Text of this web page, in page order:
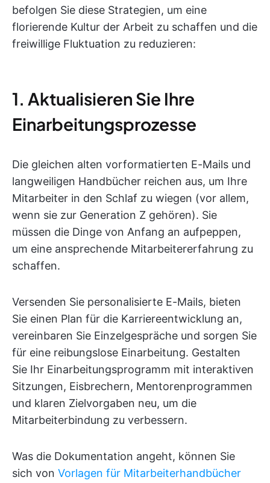
befolgen Sie diese Strategien, um eine
florierende Kultur der Arbeit zu schaffen und die
freiwillige Fluktuation zu reduzieren:
1. Aktualisieren Sie Ihre
Einarbeitungsprozesse
Die gleichen alten vorformatierten E-Mails und
langweiligen Handbücher reichen aus, um Ihre
Mitarbeiter in den Schlaf zu wiegen (vor allem,
wenn sie zur Generation Z gehören). Sie
müssen die Dinge von Anfang an aufpeppen,
um eine ansprechende Mitarbeitererfahrung zu
schaffen.
Versenden Sie personalisierte E-Mails, bieten
Sie einen Plan für die Karriereentwicklung an,
vereinbaren Sie Einzelgespräche und sorgen Sie
für eine reibungslose Einarbeitung. Gestalten
Sie Ihr Einarbeitungsprogramm mit interaktiven
Sitzungen, Eisbrechern, Mentorenprogrammen
und klaren Zielvorgaben neu, um die
Mitarbeiterbindung zu verbessern.
Was die Dokumentation angeht, können Sie
sich von Vorlagen für Mitarbeiterhandbücher